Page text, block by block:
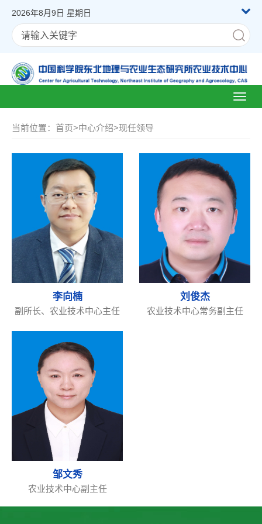
2026年8月9日 星期日
当前位置： 首页>中心介绍>现任领导
李向楠
副所长、农业技术中心主任
刘俊杰
农业技术中心常务副主任
邹文秀
农业技术中心副主任